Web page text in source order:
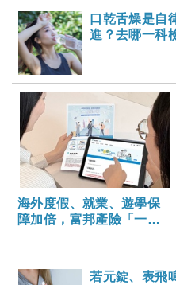
口乾舌燥是自
進？去哪一科
海外度假、就業、遊學保
障加倍，富邦產險「一期
若元錠、表飛